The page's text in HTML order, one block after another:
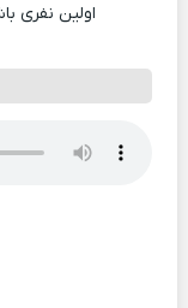
اولین نفری